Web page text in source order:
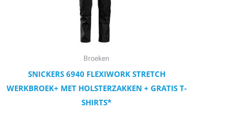
Broeken
SNICKERS 6940 FLEXIWORK STRETCH
WERKBROEK+ MET HOLSTERZAKKEN + GRATIS T-
SHIRTS*
optie
kan
gekozen
worden
op
de
productpagina